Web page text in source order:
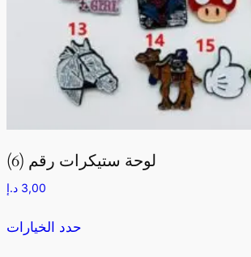
لوحة ستيكرات رقم (6)
3,00 د.إ
حدد الخيارات